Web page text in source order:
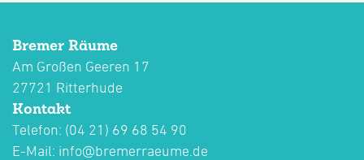
Bremer Räume
Am Großen Geeren 17
27721 Ritterhude
Kontakt
Telefon: (04 21) 69 68 54 90
E-Mail: info@bremerraeume.de